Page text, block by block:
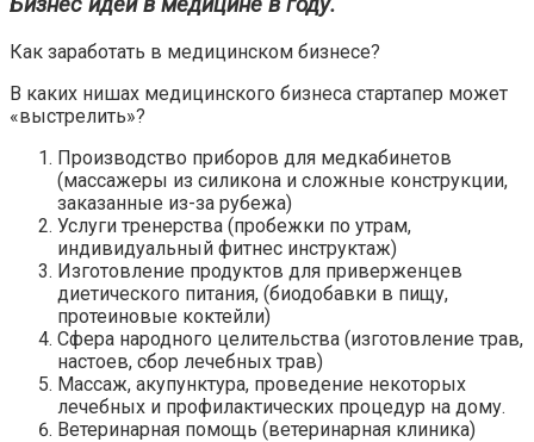
Как заработать в медицинском бизнесе?
В каких нишах медицинского бизнеса стартапер может
«выстрелить»?
Производство приборов для медкабинетов
(массажеры из силикона и сложные конструкции,
заказанные из-за рубежа)
Услуги тренерства (пробежки по утрам,
индивидуальный фитнес инструктаж)
Изготовление продуктов для приверженцев
диетического питания, (биодобавки в пищу,
протеиновые коктейли)
Сфера народного целительства (изготовление трав,
настоев, сбор лечебных трав)
Массаж, акупунктура, проведение некоторых
лечебных и профилактических процедур на дому.
Ветеринарная помощь (ветеринарная клиника)